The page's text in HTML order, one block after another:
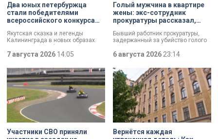
Два юных петербуржца
стали победителями
всероссийского конкурса
Якутская сказка и легенды
Калининграда в новых образах.
Два юных петербуржца стали
победителями всероссийского
конкурса «Моя страна — моя
Россия». Их работы с
использованием бересты, листьев
и янтаря дали новое прочтение
народным сюжетам.
7 августа 2026 14:05
Голый мужчина в квартире
жены: экс-сотрудник
прокуратуры рассказал,
Бывший работник прокуратуры,
задержанный за убийство голого
которые толкнули его на страшное
преступление. Два года назад он
вынес мертвеца из дома на улице
Луначарского, выдавая
бездыханного мужчину за
изрядно перебравшего приятеля.
6 августа 2026 23:14
Участники СВО приняли
Вернётся каждая